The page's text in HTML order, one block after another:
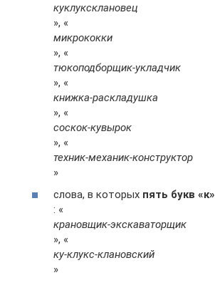
куклуксклановец
», «
микрококки
», «
тюкоподборщик-укладчик
», «
книжка-раскладушка
», «
соскок-кувырок
», «
техник-механик-конструктор
»
слова, в которых пять букв «к»
: «
крановщик-экскаваторщик
», «
ку-клукс-клановский
»